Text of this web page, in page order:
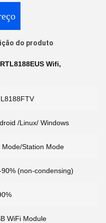
do produto
Wifi,
/Linux/ Windows
Mode/Station Mode
90% (non-condensing)
WiFi Module